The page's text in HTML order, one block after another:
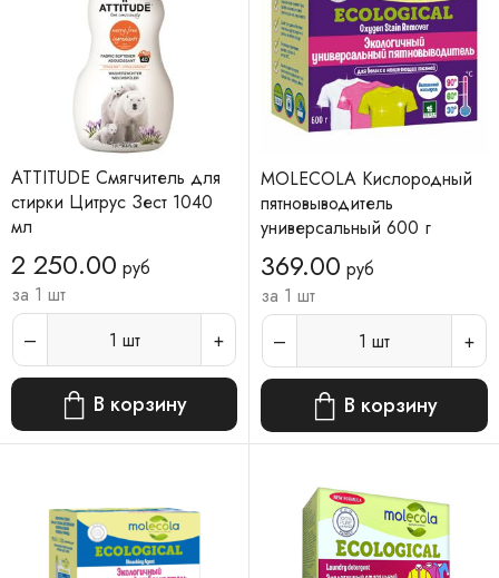
ATTITUDE Смягчитель для
стирки Цитрус Зест 1040
мл
2 250.00 руб
за 1 шт
1 шт
В корзину
MOLECOLA Кислородный
пятновыводитель
универсальный 600 г
369.00 руб
за 1 шт
1 шт
В корзину